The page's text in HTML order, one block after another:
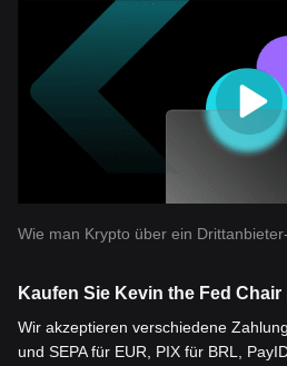
Wie man Krypto über ein
Kaufen Sie Kevin the Fed
Wir akzeptieren verschiedene
und SEPA für EUR, PIX für BRL,